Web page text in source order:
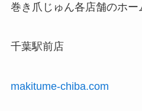
巻き爪じゅん各店舗のホー
千葉駅前店
makitume-chiba.com